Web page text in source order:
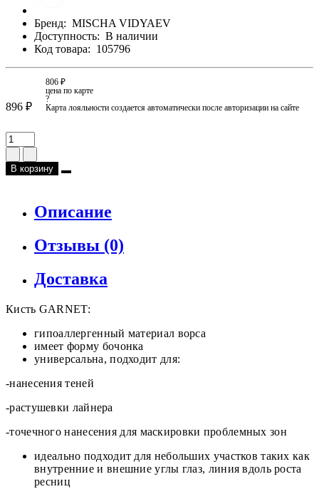
Бренд: MISCHA VIDYAEV
Доступность: В наличии
Код товара: 105796
896 ₽
806 ₽
цена по карте
?
Карта лояльности создается автоматически после авторизации на сайте
В корзину
Описание
Отзывы (0)
Доставка
Кисть GARNET:
гипоаллергенный материал ворса
имеет форму бочонка
универсальна, подходит для:
-нанесения теней
-растушевки лайнера
-точечного нанесения для маскировки проблемных зон
идеально подходит для небольших участков таких как
внутренние и внешние углы глаз, линия вдоль роста
ресниц